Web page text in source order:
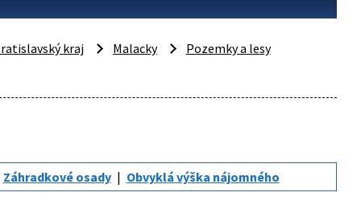
kraj Malacky
Pozemky a lesy
Záhradkové osady Obvyklá výška nájomného